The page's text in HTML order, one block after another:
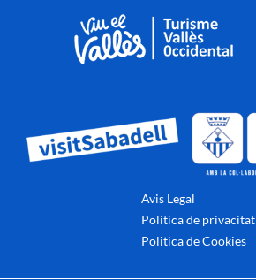
Avis Legal
Politica de privacitat
Politica de Cookies